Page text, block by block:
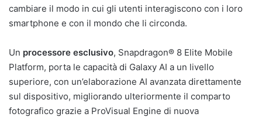
cambiare il modo in cui gli utenti interagiscono con i loro
smartphone e con il mondo che li circonda.
Un processore esclusivo, Snapdragon® 8 Elite Mobile
Platform, porta le capacità di Galaxy AI a un livello
superiore, con un’elaborazione AI avanzata direttamente
sul dispositivo, migliorando ulteriormente il comparto
fotografico grazie a ProVisual Engine di nuova